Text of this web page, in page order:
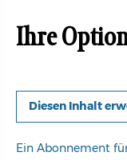
Ihre
Ein Abonnement